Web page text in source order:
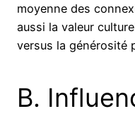
moyenne des
aussi la valeur
versus la générosité
B.